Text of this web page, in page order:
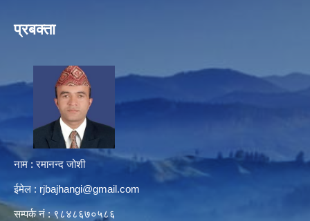
प्रबक्ता
नाम : रमानन्द जोशी
ईमेल : rjbajhangi@gmail.com
सम्पर्क नं : ९८४८६७०५८६